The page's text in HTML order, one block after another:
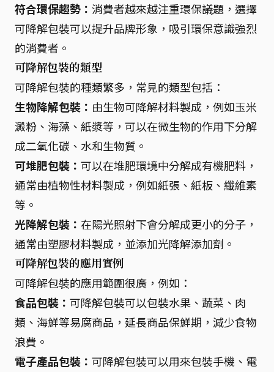
符合環保趨勢： 消費者越來越注重環保議題，選擇
可降解包裝可以提升品牌形象，吸引環保意識強烈
的消費者。
可降解包裝的類型
可降解包裝的種類繁多，常見的類型包括：
生物降解包裝： 由生物可降解材料製成，例如玉米
澱粉、海藻、紙漿等，可以在微生物的作用下分解
成二氧化碳、水和生物質。
可堆肥包裝： 可以在堆肥環境中分解成有機肥料，
通常由植物性材料製成，例如紙張、紙板、纖維素
等。
光降解包裝： 在陽光照射下會分解成更小的分子，
通常由塑膠材料製成，並添加光降解添加劑。
可降解包裝的應用實例
可降解包裝的應用範圍很廣，例如：
食品包裝： 可降解包裝可以包裝水果、蔬菜、肉
類、海鮮等易腐商品，延長商品保鮮期，減少食物
浪費。
電子產品包裝： 可降解包裝可以用來包裝手機、電